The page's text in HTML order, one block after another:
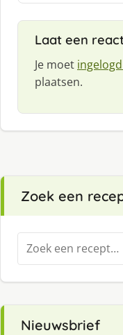
:
Laat een
Je moet
plaatsen.
Zoek een
Zoeken
naar:
Nieuwsbrief